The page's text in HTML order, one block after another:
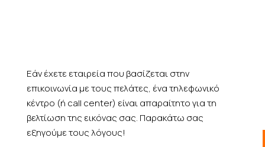
Εάν έχετε εταιρεία που βασίζεται στην
επικοινωνία με τους πελάτες, ένα τηλεφωνικό
κέντρο (ή call center) είναι απαραίτητο για τη
βελτίωση της εικόνας σας. Παρακάτω σας
εξηγούμε τους λόγους!